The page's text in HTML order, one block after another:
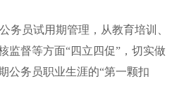
员试用期管理，从教育培训、
监督等方面“四立四促”，切实做
公务员职业生涯的“第一颗扣